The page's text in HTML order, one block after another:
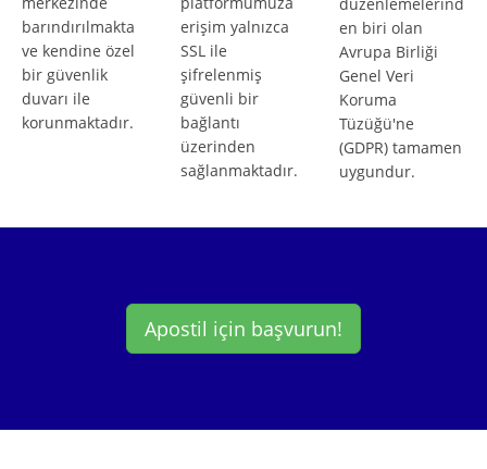
barındırılmakta
ve kendine özel
bir güvenlik
duvarı ile
korunmaktadır.
erişim yalnızca
SSL ile
şifrelenmiş
güvenli bir
bağlantı
üzerinden
sağlanmaktadır.
en biri olan
Avrupa Birliği
Genel Veri
Koruma
Tüzüğü'ne
(GDPR) tamamen
uygundur.
Apostil için başvurun!